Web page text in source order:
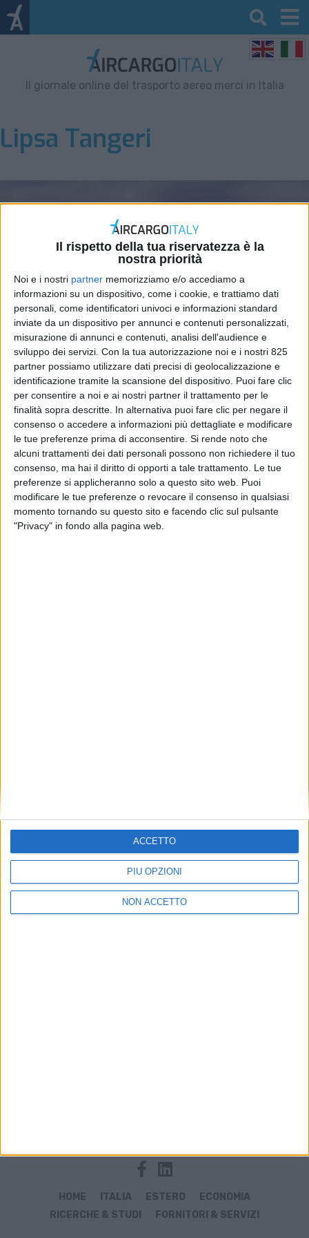
Il rispetto della tua riservatezza è la
nostra priorità
Noi e i nostri partner memorizziamo e/o accediamo a
informazioni su un dispositivo, come i cookie, e trattiamo dati
personali, come identificatori univoci e informazioni standard
inviate da un dispositivo per annunci e contenuti personalizzati,
misurazione di annunci e contenuti, analisi dell'audience e
sviluppo dei servizi. Con la tua autorizzazione noi e i nostri 825
partner possiamo utilizzare dati precisi di geolocalizzazione e
identificazione tramite la scansione del dispositivo. Puoi fare clic
per consentire a noi e ai nostri partner il trattamento per le
finalità sopra descritte. In alternativa puoi fare clic per negare il
consenso o accedere a informazioni più dettagliate e modificare
le tue preferenze prima di acconsentire. Si rende noto che
alcuni trattamenti dei dati personali possono non richiedere il tuo
consenso, ma hai il diritto di opporti a tale trattamento. Le tue
preferenze si applicheranno solo a questo sito web. Puoi
modificare le tue preferenze o revocare il consenso in qualsiasi
momento tornando su questo sito e facendo clic sul pulsante
"Privacy" in fondo alla pagina web.
PIÙ OPZIONI
NON ACCETTO
ACCETTO
Il giornale online del trasporto aereo merci in Italia
Lipsa Tangeri
Poste Air Cargo sconfina di
nuovo con un volo Germania
– Marocco
ESTERO 16 APRILE 2021
HOME ITALIA ESTERO
ECONOMIA
RICERCHE & STUDI
FORNITORI & SERVIZI